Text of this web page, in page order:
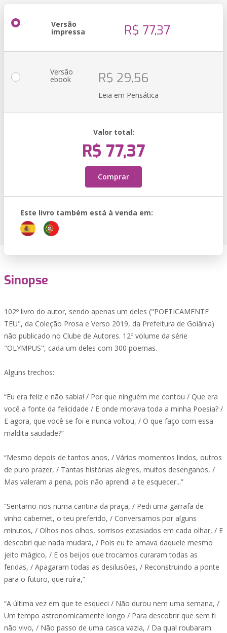
Versão
impressa R$ 77,37
Versão
ebook R$ 29,56
Leia em Pensática
Valor total:
R$ 77,37
Comprar
Este livro também está à venda em:
Sinopse
102º livro do autor, sendo apenas um deles ("POETICAMENTE
TEU", da Coleção Prosa e Verso 2019, da Prefeitura de Goiânia)
não publicado no Clube de Autores. 12º volume da série
"OLYMPUS", cada um deles com 300 poemas.
Alguns trechos:
“Eu era feliz e não sabia! / Por que ninguém me contou / Que era
você a fonte da felicidade / E onde morava toda a minha Poesia? /
E agora, que você se foi e nunca voltou, / O que faço com essa
maldita saudade?”
“Mesmo depois de tantos anos, / Vários momentos lindos, outros
de puro prazer, / Tantas histórias alegres, muitos desenganos, /
Mas valeram a pena, pois não aprendi a te esquecer...”
“Sentamo-nos numa cantina da praça, / Pedi uma garrafa de
vinho cabernet, o teu preferido, / Conversamos por alguns
minutos, / Olhos nos olhos, sorrisos extasiados em cada olhar, / E
descobri que nada mudara, / Pois eu te amava daquele mesmo
jeito mágico, / E os beijos que trocamos curaram todas as
feridas, / Apagaram todas as desilusões, / Reconstruindo a ponte
para o futuro, que ruíra,”
“A última vez em que te esqueci / Não durou nem uma semana, /
Um tempo astronomicamente longo / Para descobrir que sem ti
não vivo, / Não passo de uma casca vazia, / Da qual roubaram